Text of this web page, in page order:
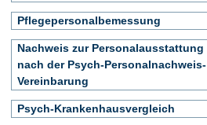
Pflegepersonalbemessung
Nachweis zur Personalausstattung
nach der Psych-Personalnachweis-
Vereinbarung
Psych-Krankenhausvergleich